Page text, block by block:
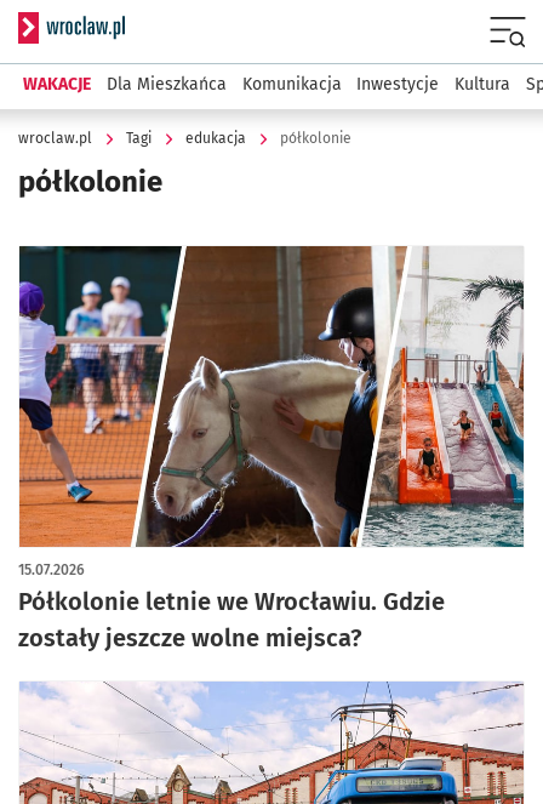
Serwis informacyjny wroclaw.pl
WAKACJE Dla Mieszkańca Komunikacja Inwestycje Kultura
wroclaw.pl Tagi edukacja półkolonie
półkolonie
Półkolonie letnie we Wrocławiu. Gdzie
zostały jeszcze wolne miejsca?
15.07.2026